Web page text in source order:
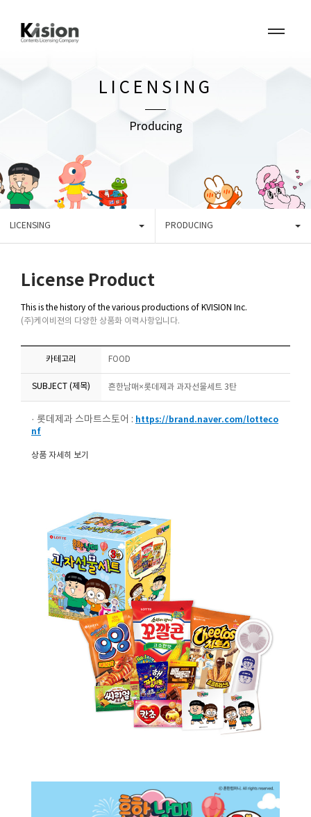
LICENSING
Producing
LICENSING PRODUCING
License Product
This is the history of the various productions of KVISION Inc.
(주)케이비젼의 다양한 상품화 이력사항입니다.
카테고리 FOOD
SUBJECT (제목) 흔한남매×롯데제과 과자선물세트 3탄
· 롯데제과 스마트스토어 : https://brand.naver.com/lotteco
nf
상품 자세히 보기